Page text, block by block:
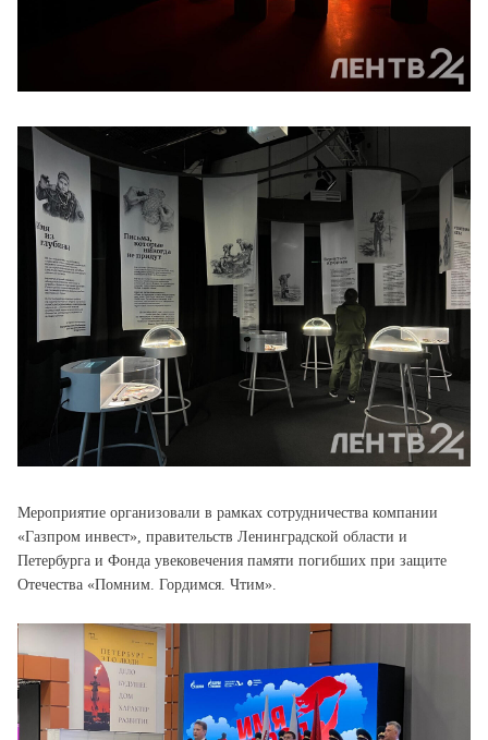
Мероприятие организовали в рамках сотрудничества компании
«Газпром инвест», правительств Ленинградской области и
Петербурга и Фонда увековечения памяти погибших при защите
Отечества «Помним. Гордимся. Чтим».